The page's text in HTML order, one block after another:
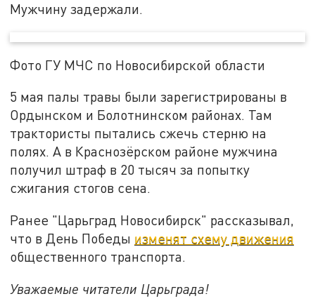
Мужчину задержали.
Фото ГУ МЧС по Новосибирской области
5 мая палы травы были зарегистрированы в
Ордынском и Болотнинском районах. Там
трактористы пытались сжечь стерню на
полях. А в Краснозёрском районе мужчина
получил штраф в 20 тысяч за попытку
сжигания стогов сена.
Ранее "Царьград Новосибирск" рассказывал,
что в День Победы изменят схему движения
общественного транспорта.
Уважаемые читатели Царьграда!